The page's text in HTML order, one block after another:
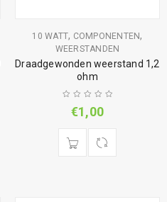
10 WATT, COMPONENTEN,
WEERSTANDEN
Draadgewonden weerstand 1,2
ohm
€1,00